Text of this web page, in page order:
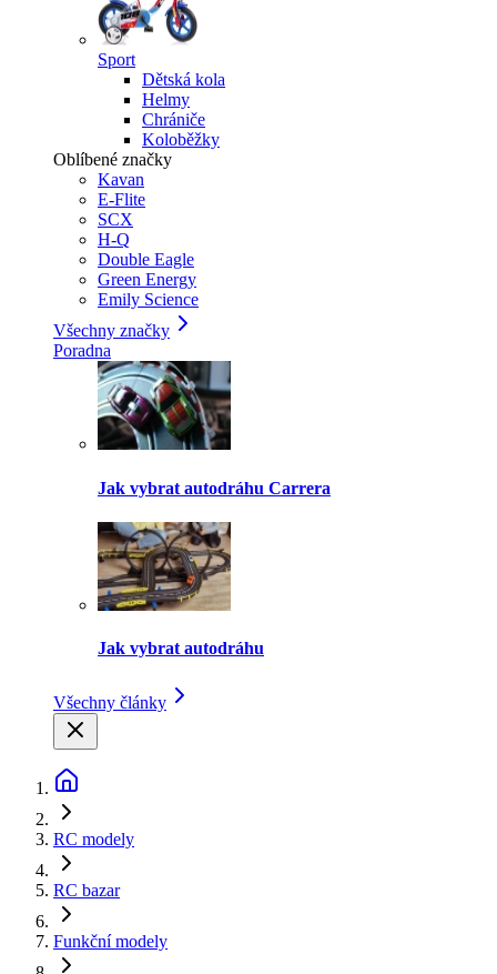
Sport
Dětská kola
Helmy
Chrániče
Koloběžky
Oblíbené značky
Kavan
E-Flite
SCX
H-Q
Double Eagle
Green Energy
Emily Science
Všechny značky
Poradna
Jak vybrat autodráhu Carrera
Jak vybrat autodráhu
Všechny články
RC modely
RC bazar
Funkční modely